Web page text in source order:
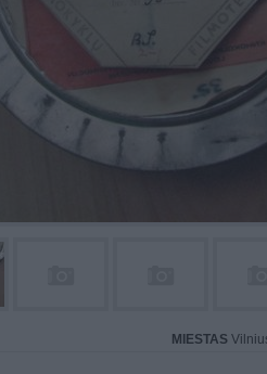
MIESTAS